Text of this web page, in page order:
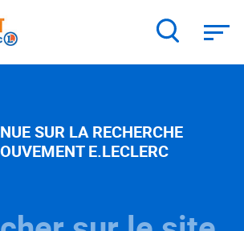
SUR LA RECHERCHE
E.LECLERC